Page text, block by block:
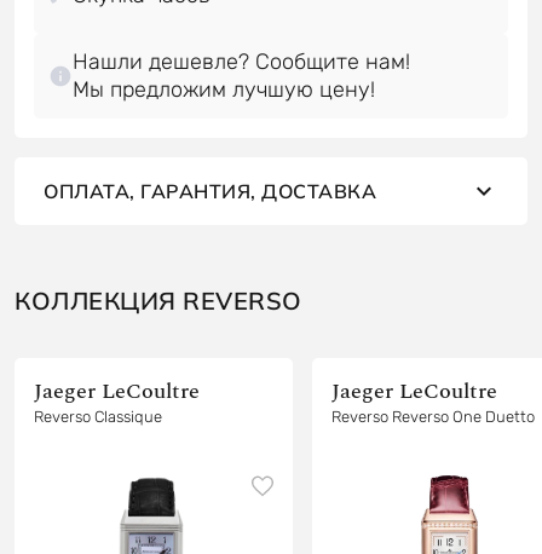
Нашли дешевле? Сообщите нам!
Мы предложим лучшую цену!
ОПЛАТА, ГАРАНТИЯ, ДОСТАВКА
КОЛЛЕКЦИЯ REVERSO
Jaeger LeCoultre
Reverso Classique
Jaeger LeCoultre
Reverso Reverso One Duetto